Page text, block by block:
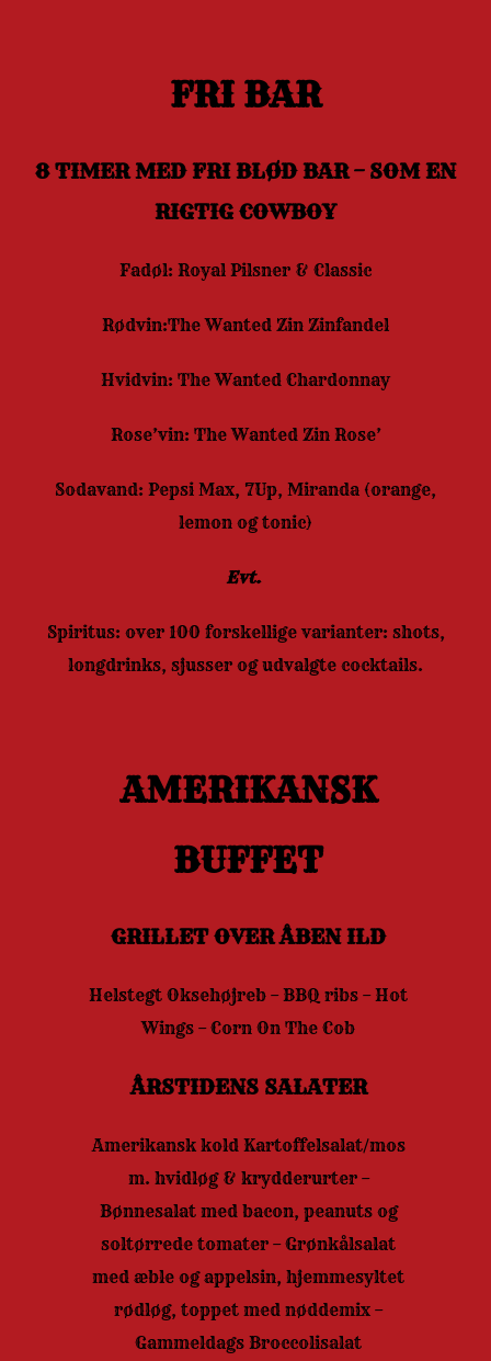
FRI BAR
8 TIMER MED FRI BLØD BAR – SOM EN
RIGTIG COWBOY
Fadøl: Royal Pilsner & Classic
Rødvin:The Wanted Zin Zinfandel
Hvidvin: The Wanted Chardonnay
Rose’vin: The Wanted Zin Rose’
Sodavand: Pepsi Max, 7Up, Miranda (orange,
lemon og tonic)
Evt.
Spiritus: over 100 forskellige varianter: shots,
longdrinks, sjusser og udvalgte cocktails.
AMERIKANSK
BUFFET
GRILLET OVER ÅBEN ILD
Helstegt Oksehøjreb – BBQ ribs – Hot
Wings – Corn On The Cob
ÅRSTIDENS SALATER
Amerikansk kold Kartoffelsalat/mos
m. hvidløg & krydderurter –
Bønnesalat med bacon, peanuts og
soltørrede tomater – Grønkålsalat
med æble og appelsin, hjemmesyltet
rødløg, toppet med nøddemix –
Gammeldags Broccolisalat